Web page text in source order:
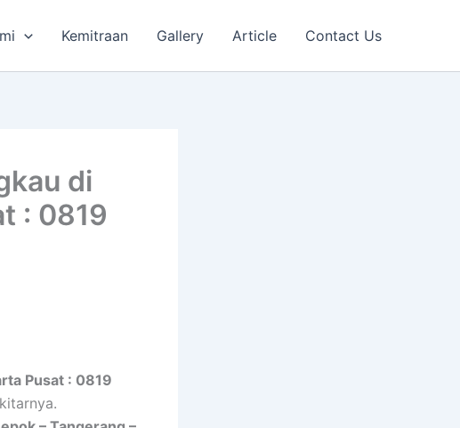
Kemitraan Gallery Article Contact Us
di
: 0819
Pusat : 0819